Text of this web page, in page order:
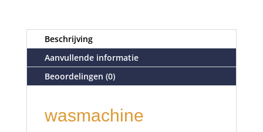
Beschrijving
Aanvullende informatie
Beoordelingen (0)
wasmachine